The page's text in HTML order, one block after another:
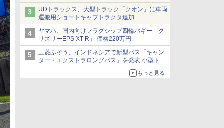
を紹介
UDトラックス、大型トラック「クオン」に車両
運搬用ショートキャブトラクタ追加
ヤマハ、国内向けフラグシップ四輪バギー「グ
リズリーEPS XT-R」 価格220万円
三菱ふそう、インドネシアで新型バス「キャン
ター・エクストラロングバス」を発表 小型トラ
ックベースの観光・旅客輸送向けバス
もっと見る